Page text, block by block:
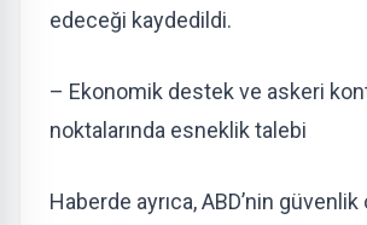
edeceği kaydedildi.
– Ekonomik destek ve askeri
noktalarında esneklik talebi
Haberde ayrıca, ABD’nin güvenlik